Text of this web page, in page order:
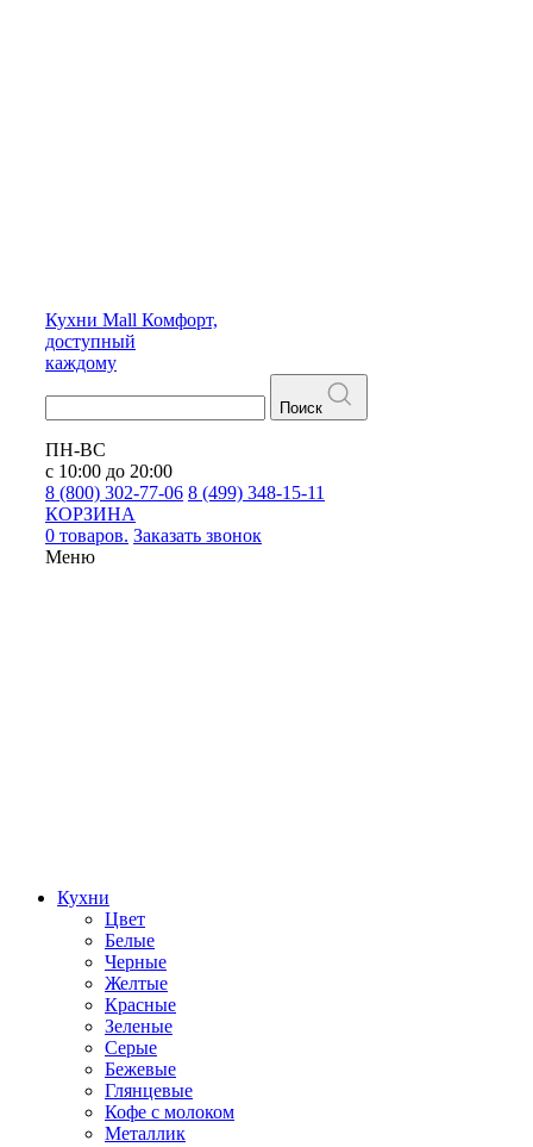
Кухни Mall Комфорт,
доступный
каждому
Поиск
ПН-ВС
с 10:00 до 20:00
8 (800) 302-77-06 8 (499) 348-15-11
КОРЗИНА
0 товаров. Заказать звонок
Меню
Кухни
Цвет
Белые
Черные
Желтые
Красные
Зеленые
Серые
Бежевые
Глянцевые
Кофе с молоком
Металлик